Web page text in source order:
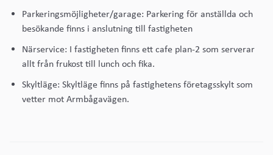
Parkeringsmöjligheter/garage: Parkering för anställda och
besökande finns i anslutning till fastigheten
Närservice: I fastigheten finns ett cafe plan-2 som serverar
allt från frukost till lunch och fika.
Skyltläge: Skyltläge finns på fastighetens företagsskylt som
vetter mot Armbågavägen.